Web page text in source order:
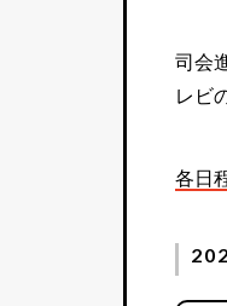
司会
レビ
各日